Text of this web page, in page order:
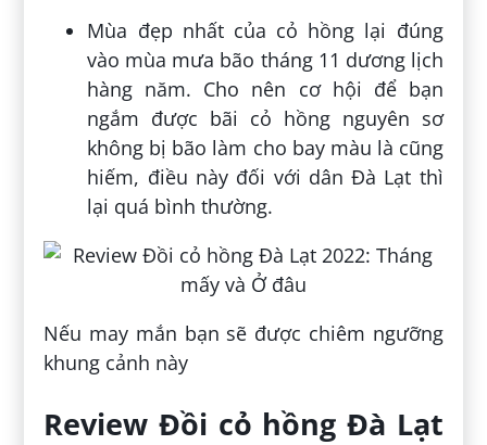
Mùa đẹp nhất của cỏ hồng lại đúng
vào mùa mưa bão tháng 11 dương lịch
hàng năm. Cho nên cơ hội để bạn
ngắm được bãi cỏ hồng nguyên sơ
không bị bão làm cho bay màu là cũng
hiếm, điều này đối với dân Đà Lạt thì
lại quá bình thường.
Nếu may mắn bạn sẽ được chiêm ngưỡng
khung cảnh này
Review Đồi cỏ hồng Đà Lạt